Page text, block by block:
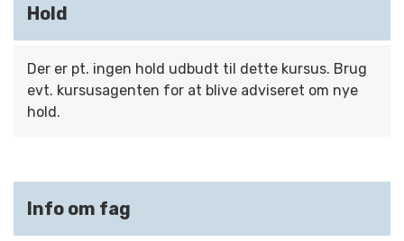
Hold
Der er pt. ingen hold udbudt til dette kursus. Brug
evt. kursusagenten for at blive adviseret om nye
hold.
Info om fag